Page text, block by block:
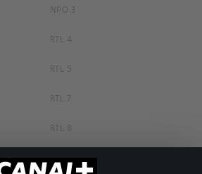
NPO 3
RTL 4
RTL 5
RTL 7
RTL 8
RTL Z